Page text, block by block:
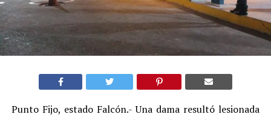
Punto Fijo, estado Falcón.- Una dama resultó lesionada